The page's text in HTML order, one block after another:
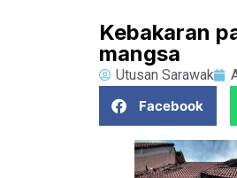
Kebakaran
mangsa
Utusan Sarawak
Facebook